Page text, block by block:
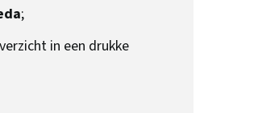
;
in een drukke